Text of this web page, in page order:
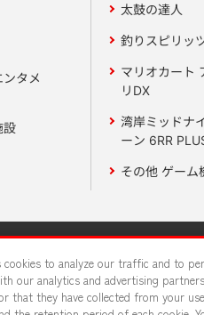
タメ
設
太鼓の達人
釣りスピリッ
マリオカート
リDX
湾岸ミッドナ
ーン 6RR
その他 ゲーム
サステナビリティ サイトポリ
食品のご提供について
to analyze our traffic and to
our analytics and advertising
they have collected from your